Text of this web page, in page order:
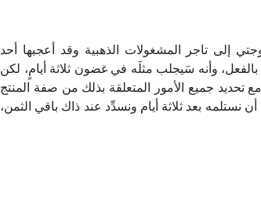
تاجر المشغولات الذهبية وقد أعجبها أحد
بالفعل، وأنه سَيجلب مثلَه في غضون ثلاثة أيامٍ، لكن
تحديد جميع الأمور المتعلقة بذلك من صفة المنتج
نستلمه بعد ثلاثة أيام ونسدِّد عند ذاك باقي الثمن،